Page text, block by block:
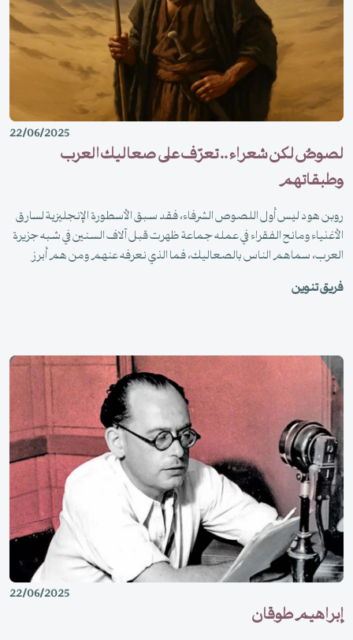
22/06/2025
لصوصٌ لكن شعراء .. تعرّف على صعاليك العرب
وطبقاتهم
روبن هود ليس أول اللصوص الشرفاء، فقد سبق الأسطورة الإنجليزية لسارق
الأغنياء ومانح الفقراء في عمله جماعة ظهرت قبل آلاف السنين في شبه جزيرة
العرب، سماهم الناس بالصعاليك، فما الذي نعرفه عنهم ومن هم أبرز
فريق تنوين
22/06/2025
إبراهيم طوقان